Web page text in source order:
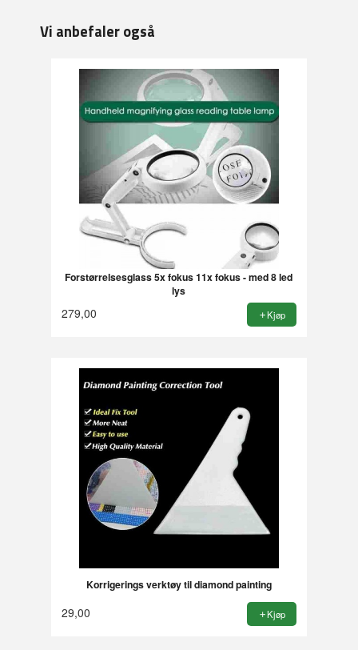
Vi anbefaler også
Forstørrelsesglass 5x fokus 11x fokus - med 8 led
lys
279,00 Kjøp
Korrigerings verktøy til diamond painting
29,00 Kjøp